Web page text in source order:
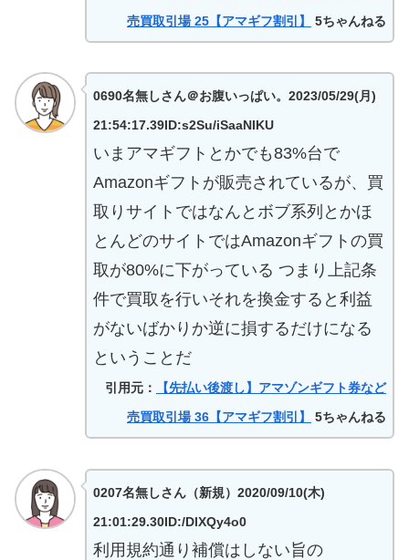
売買取引場 25【アマギフ割引】
5ちゃんねる
0690名無しさん＠お腹いっぱい。2023/05/29(月)
21:54:17.39ID:s2Su/iSaaNIKU
いまアマギフトとかでも83%台で
Amazonギフトが販売されているが、買
取りサイトではなんとボブ系列とかほ
とんどのサイトではAmazonギフトの買
取が80%に下がっている つまり上記条
件で買取を行いそれを換金すると利益
がないばかりか逆に損するだけになる
ということだ
引用元：
【先払い後渡し】アマゾンギフト券など
売買取引場 36【アマギフ割引】
5ちゃんねる
0207名無しさん（新規）2020/09/10(木)
21:01:29.30ID:/DlXQy4o0
利用規約通り補償はしない旨の